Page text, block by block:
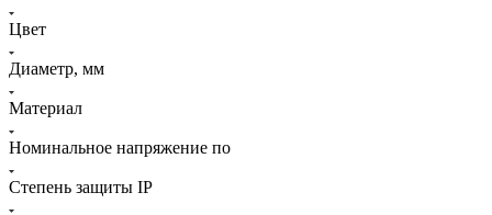
Цвет
Диаметр, мм
Материал
Номинальное напряжение по
Степень защиты IP